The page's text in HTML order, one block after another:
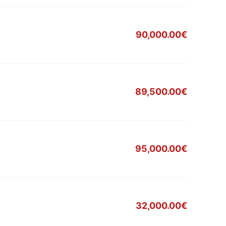
90,000.00€
89,500.00€
95,000.00€
32,000.00€